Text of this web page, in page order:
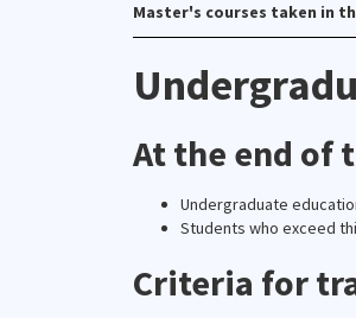
Master's courses taken in
At the end of
Undergraduate
Students who exceed
Criteria for